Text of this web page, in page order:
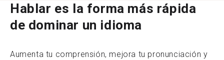
Hablar es la forma más rápida
de dominar un idioma
Aumenta tu comprensión, mejora tu pronunciación y